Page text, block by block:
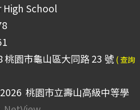
High School
桃園市龜山區大同路 23 號 ( 查詢
桃園市立壽山高級中等學